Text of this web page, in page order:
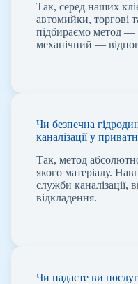
Так, серед наших
автомийки, торгові
підбираємо метод —
механічний —
Чи безпечна
каналізації у
Так, метод
якого матеріалу.
служби каналізації,
відкладення.
Чи надаєте ви